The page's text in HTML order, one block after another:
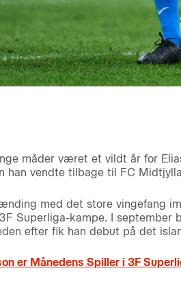
måder været et vildt år for
han vendte tilbage til FC
med det store vingefang
Superliga-kampe. I september
efter fik han debut på det
er Månedens Spiller i 3F